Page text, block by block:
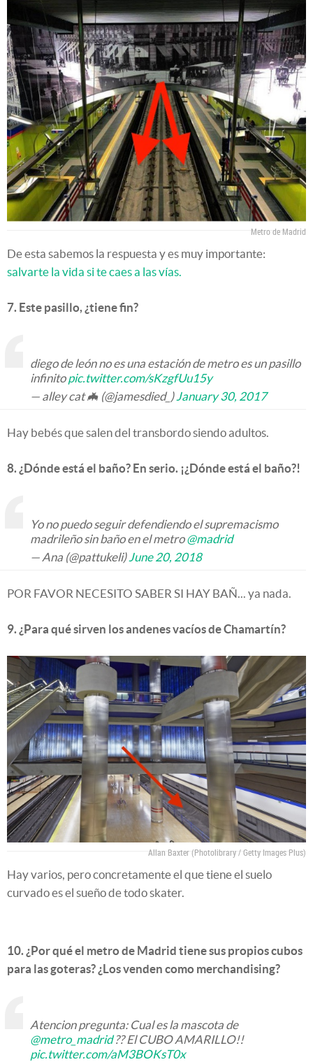
Metro de Madrid
De esta sabemos la respuesta y es muy importante:
salvarte la vida si te caes a las vías.
7. Este pasillo, ¿tiene fin?
diego de león no es una estación de metro es un pasillo
infinitopic.twitter.com/sKzgfUu15y
— alley cat 🦇 (@jamesdied_)January 30, 2017
Hay bebés que salen del transbordo siendo adultos.
8. ¿Dónde está el baño? En serio. ¡¿Dónde está el baño?!
Yo no puedo seguir defendiendo el supremacismo
madrileño sin baño en el metro@madrid
— Ana (@pattukeli)June 20, 2018
POR FAVOR NECESITO SABER SI HAY BAÑ... ya nada.
9. ¿Para qué sirven los andenes vacíos de Chamartín?
Allan Baxter (Photolibrary / Getty Images Plus)
Hay varios, pero concretamente el que tiene el suelo
curvado es el sueño de todo skater.
10. ¿Por qué el metro de Madrid tiene sus propios cubos
para las goteras? ¿Los venden como merchandising?
Atencion pregunta: Cual es la mascota de
@metro_madrid?? El CUBO AMARILLO!!
pic.twitter.com/aM3BOKsT0x